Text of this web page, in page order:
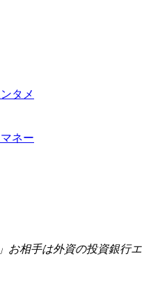
タメ
ネー
お相手は外資の投資銀行エ